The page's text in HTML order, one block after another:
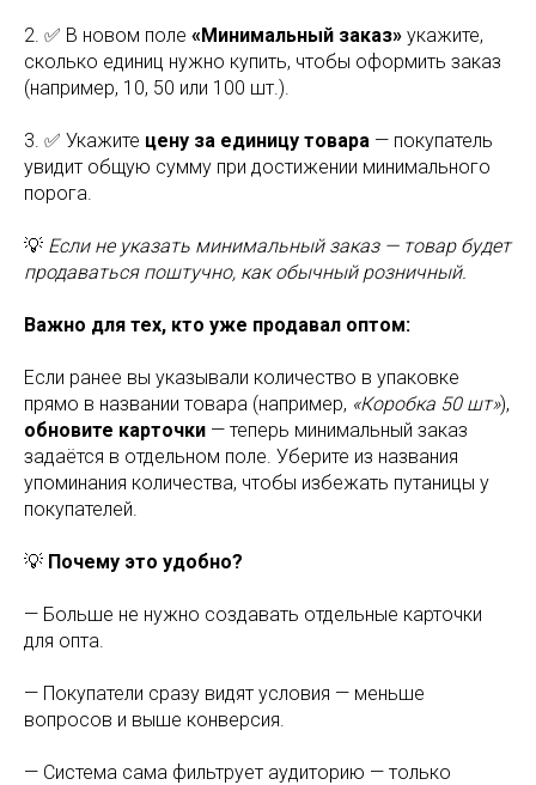
2. ✅ В новом поле «Минимальный заказ» укажите,
сколько единиц нужно купить, чтобы оформить заказ
(например, 10, 50 или 100 шт.).
3. ✅ Укажите цену за единицу товара — покупатель
увидит общую сумму при достижении минимального
порога.
💡 Если не указать минимальный заказ — товар будет
продаваться поштучно, как обычный розничный.
Важно для тех, кто уже продавал оптом:
Если ранее вы указывали количество в упаковке
прямо в названии товара (например, «Коробка 50 шт»),
обновите карточки — теперь минимальный заказ
задаётся в отдельном поле. Уберите из названия
упоминания количества, чтобы избежать путаницы у
покупателей.
💡 Почему это удобно?
— Больше не нужно создавать отдельные карточки
для опта.
— Покупатели сразу видят условия — меньше
вопросов и выше конверсия.
— Система сама фильтрует аудиторию — только